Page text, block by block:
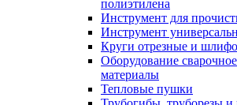
полиэтилена
Инструмент для
Инструмент
Круги отрезные и
Оборудование
материалы
Тепловые пушки